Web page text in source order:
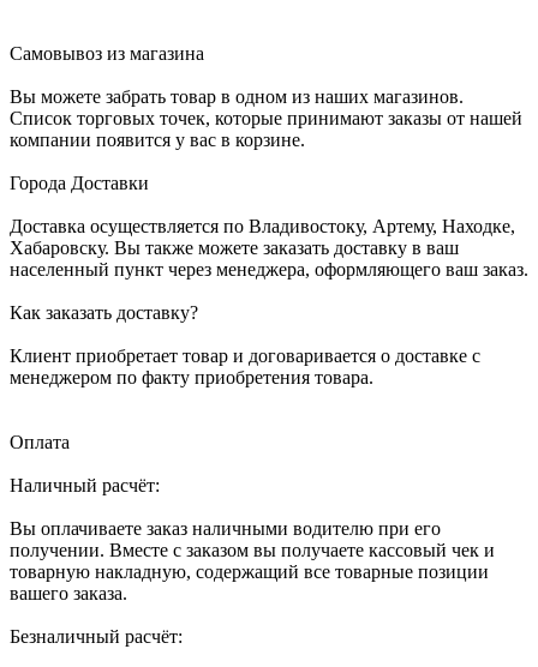
Самовывоз из магазина
Вы можете забрать товар в одном из наших магазинов.
Список торговых точек, которые принимают заказы от нашей
компании появится у вас в корзине.
Города Доставки
Доставка осуществляется по Владивостоку, Артему, Находке,
Хабаровску. Вы также можете заказать доставку в ваш
населенный пункт через менеджера, оформляющего ваш заказ.
Как заказать доставку?
Клиент приобретает товар и договаривается о доставке с
менеджером по факту приобретения товара.
Оплата
Наличный расчёт:
Вы оплачиваете заказ наличными водителю при его
получении. Вместе с заказом вы получаете кассовый чек и
товарную накладную, содержащий все товарные позиции
вашего заказа.
Безналичный расчёт: